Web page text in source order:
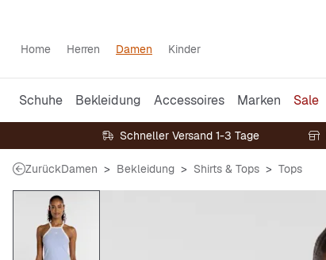
Home Herren Damen Kinder
Schuhe Bekleidung Accessoires Marken Sale
Schneller Versand 1-3 Tage
ZurückDamen Bekleidung Shirts & Tops Tops